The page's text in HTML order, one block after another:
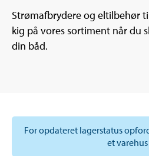
Strømafbrydere og eltilbehør
kig på vores sortiment når du
din båd.
For opdateret lagerstatus
et varehus